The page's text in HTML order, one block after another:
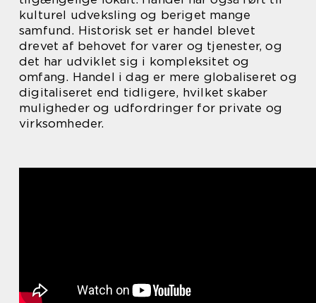
kulturel udveksling og beriget mange
samfund. Historisk set er handel blevet
drevet af behovet for varer og tjenester, og
det har udviklet sig i kompleksitet og
omfang. Handel i dag er mere globaliseret og
digitaliseret end tidligere, hvilket skaber
muligheder og udfordringer for private og
virksomheder.